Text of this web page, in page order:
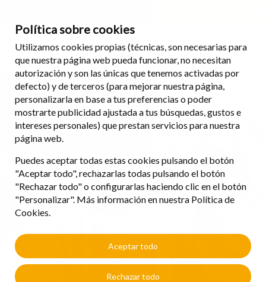
Política sobre cookies
Utilizamos cookies propias (técnicas, son necesarias para
que nuestra página web pueda funcionar, no necesitan
autorización y son las únicas que tenemos activadas por
defecto) y de terceros (para mejorar nuestra página,
personalizarla en base a tus preferencias o poder
mostrarte publicidad ajustada a tus búsquedas, gustos e
intereses personales) que prestan servicios para nuestra
página web.
Puedes aceptar todas estas cookies pulsando el botón
"Aceptar todo", rechazarlas todas pulsando el botón
"Rechazar todo" o configurarlas haciendo clic en el botón
"Personalizar". Más información en nuestra Política de
Cookies.
Rechazar todo
Aceptar todo